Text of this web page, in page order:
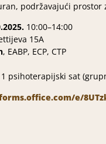
podržavajući
10:00–14:00
15A
, EABP, ECP, CTP
1 psihoterapijski sat
e/